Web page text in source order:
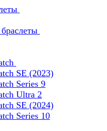
SE (2023)
Series 9
Ultra 2
SE (2024)
Series 10